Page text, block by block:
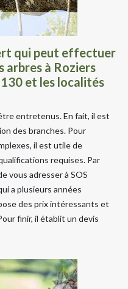
qui peut effectuer
arbres à Roziers
et les localités
entretenus. En fait, il est
des branches. Pour
il est utile de
requises. Par
vous adresser à SOS
a plusieurs années
des prix intéressants et
finir, il établit un devis